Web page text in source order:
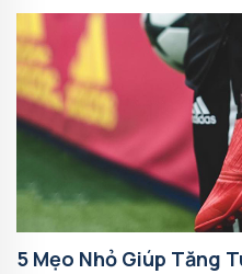
5 Mẹo Nhỏ Giúp Tăng